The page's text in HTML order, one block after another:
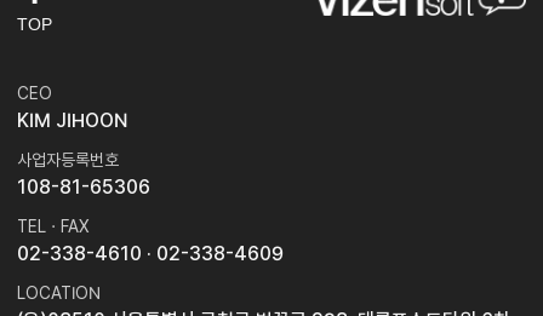
TOP
CEO
KIM JIHOON
사업자등록번호
108-81-65306
TEL · FAX
02-338-4610 · 02-338-4609
LOCATION